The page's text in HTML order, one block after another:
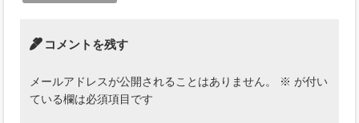
コメントを残す
メールアドレスが公開されることはありません。 ※ が付い
ている欄は必須項目です